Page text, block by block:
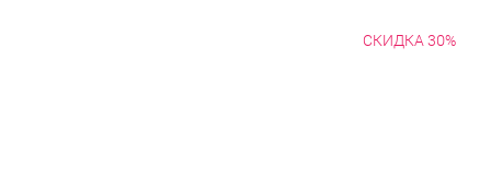
СКИДКА 30%